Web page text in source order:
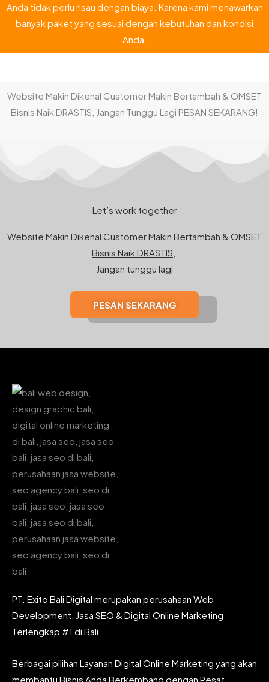
Anda tidak perlu risau dengan biaya. Karena kami menawarkan
banyak paket yang sesuai dengan kebutuhan dan kondisi
Anda.
Website Makin Dikenal Customer Makin Bertambah & OMSET
Bisnis Naik DRASTIS, Jangan Tunggu Lagi PESAN SEKARANG!
Let’s work together
Website Makin Dikenal Customer Makin Bertambah & OMSET
Bisnis Naik DRASTIS,
Jangan tunggu lagi
PESAN SEKARANG
PT. Exito Bali Digital merupakan perusahaan Web
Development, Jasa SEO & Digital Online Marketing
Terlengkap #1 di Bali.
Berbagai pilihan Layanan Digital Online Marketing yang akan
membantu Bisnis Anda Berkembang dengan Pesat.